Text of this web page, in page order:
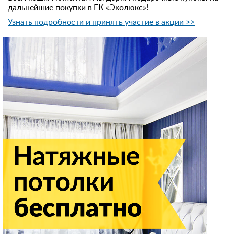
дальнейшие покупки в ГК «Эколюкс»!
Узнать подробности и принять участие в акции >>